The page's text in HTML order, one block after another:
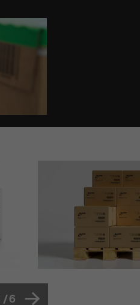
/6